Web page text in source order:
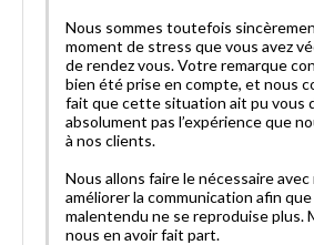
Nous sommes toutefois
moment de stress que vous avez
de rendez vous. Votre remarque
bien été prise en compte, et nous
fait que cette situation ait pu vous
absolument pas l’expérience que
à nos clients.
Nous allons faire le nécessaire
améliorer la communication afin
malentendu ne se reproduise plus.
nous en avoir fait part.